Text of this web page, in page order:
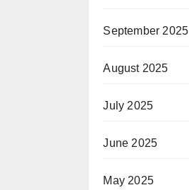
September 2025
August 2025
July 2025
June 2025
May 2025